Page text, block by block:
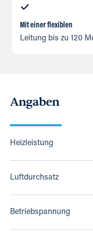
Mit einer flexiblen
Leitung bis zu 120
Angaben
Heizleistung
Luftdurchsatz
Betriebspannung